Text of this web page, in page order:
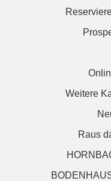
Weitere
Raus